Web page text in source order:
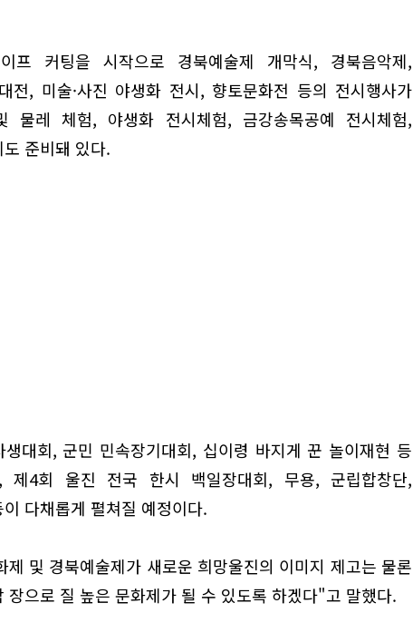
프 커팅을 시작으로 경북예술제 개막식, 경북음악제,
전, 미술·사진 야생화 전시, 향토문화전 등의 전시행사가
물레 체험, 야생화 전시체험, 금강송목공예 전시체험,
준비돼 있다.
생대회, 군민 민속장기대회, 십이령 바지게 꾼 놀이재현 등
제4회 울진 전국 한시 백일장대회, 무용, 군립합창단,
다채롭게 펼쳐질 예정이다.
및 경북예술제가 새로운 희망울진의 이미지 제고는 물론
장으로 질 높은 문화제가 될 수 있도록 하겠다"고 말했다.